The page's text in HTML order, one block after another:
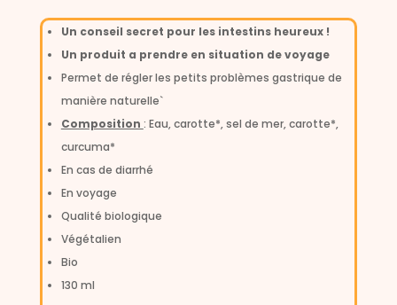
:
Un conseil secret pour les intestins heureux !
Un produit a prendre en situation de voyage
Permet de régler les petits problèmes gastrique de
manière naturelle`
Composition : Eau, carotte*, sel de mer, carotte*,
curcuma*
En cas de diarrhé
En voyage
Qualité biologique
Végétalien
Bio
130 ml